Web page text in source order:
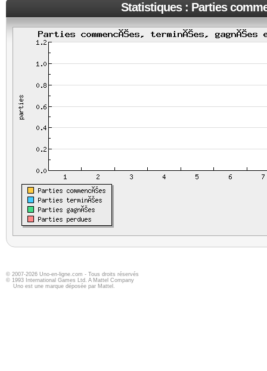
Statistiques : Parties
© 2007-2026 Uno-en-ligne.com - Tous droits réservés
© 1993 International Games Ltd. A Mattel Company
Uno est une marque déposée par Mattel.